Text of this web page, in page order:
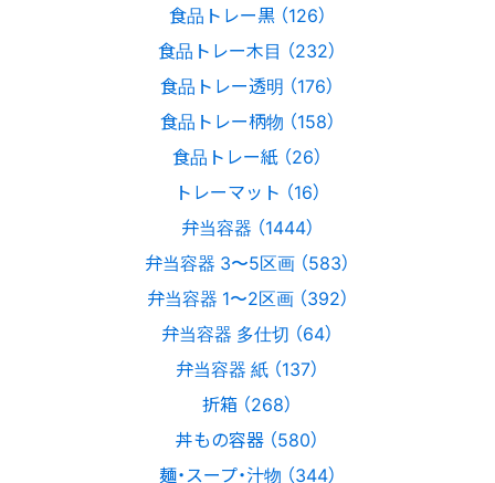
食品トレー黒 （126）
食品トレー木目 （232）
食品トレー透明 （176）
食品トレー柄物 （158）
食品トレー紙 （26）
トレーマット （16）
弁当容器 （1444）
弁当容器 3〜5区画 （583）
弁当容器 1〜2区画 （392）
弁当容器 多仕切 （64）
弁当容器 紙 （137）
折箱 （268）
丼もの容器 （580）
麺・スープ・汁物 （344）